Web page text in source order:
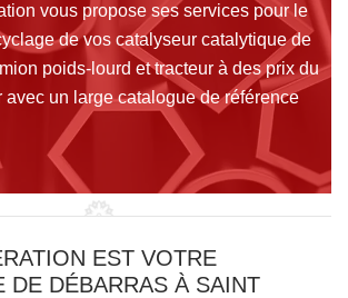
vous propose ses services pour le
de vos catalyseur catalytique de
poids-lourd et tracteur à des prix du
avec un large catalogue de référence
EST VOTRE
DE DÉBARRAS À SAINT